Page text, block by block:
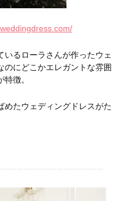
るローラさんが作ったウェ
のにどこかエレガントな雰囲
徴。
めたウェディングドレスがた